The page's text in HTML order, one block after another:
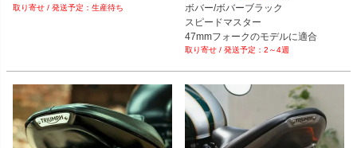
生産待ち
ボバー/ボバーブラック
スピードマスター
47mmフォークのモデルに適合
2～4週